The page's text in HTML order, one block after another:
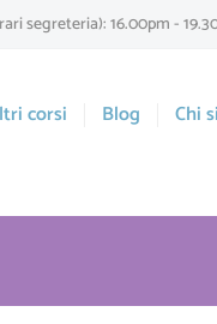
segreteria): 16.00pm -
corsi Blog Chi